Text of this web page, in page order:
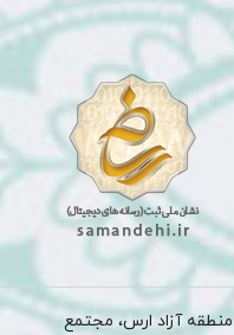
آزاد ارس، مجتمع